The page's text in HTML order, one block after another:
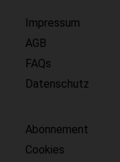
Impressum
AGB
FAQs
Datenschutz
Abonnement
Cookies